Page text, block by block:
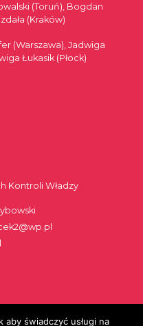
(Toruń), Bogdan
(Kraków)
(Warszawa), Jadwiga
Łukasik (Płock)
Kontroli Władzy
świadczyć usługi na